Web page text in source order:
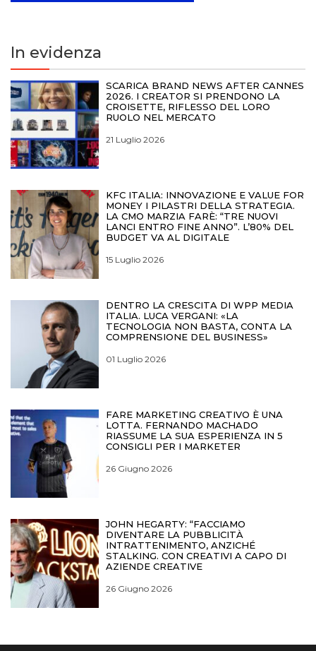
In evidenza
SCARICA BRAND NEWS AFTER CANNES
2026. I CREATOR SI PRENDONO LA
CROISETTE, RIFLESSO DEL LORO
RUOLO NEL MERCATO
21 Luglio 2026
KFC ITALIA: INNOVAZIONE E VALUE FOR
MONEY I PILASTRI DELLA STRATEGIA.
LA CMO MARZIA FARÈ: “TRE NUOVI
LANCI ENTRO FINE ANNO”. L’80% DEL
BUDGET VA AL DIGITALE
15 Luglio 2026
DENTRO LA CRESCITA DI WPP MEDIA
ITALIA. LUCA VERGANI: «LA
TECNOLOGIA NON BASTA, CONTA LA
COMPRENSIONE DEL BUSINESS»
01 Luglio 2026
FARE MARKETING CREATIVO È UNA
LOTTA. FERNANDO MACHADO
RIASSUME LA SUA ESPERIENZA IN 5
CONSIGLI PER I MARKETER
26 Giugno 2026
JOHN HEGARTY: “FACCIAMO
DIVENTARE LA PUBBLICITÀ
INTRATTENIMENTO, ANZICHÉ
STALKING. CON CREATIVI A CAPO DI
AZIENDE CREATIVE
26 Giugno 2026